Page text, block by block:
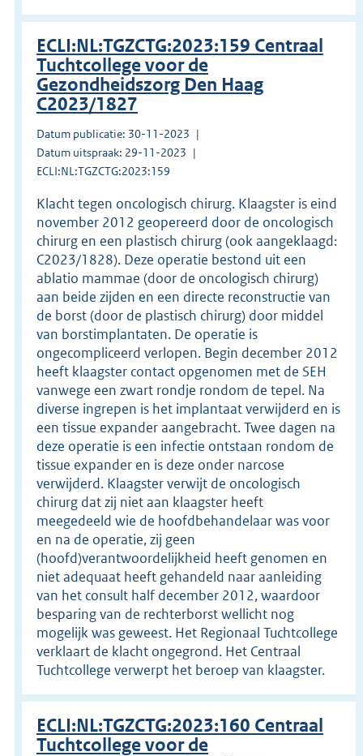
ECLI:NL:TGZCTG:2023:159 Centraal
Tuchtcollege voor de
Gezondheidszorg Den Haag
C2023/1827
Datum publicatie: 30-11-2023
Datum uitspraak: 29-11-2023
ECLI:NL:TGZCTG:2023:159
Klacht tegen oncologisch chirurg. Klaagster is eind
november 2012 geopereerd door de oncologisch
chirurg en een plastisch chirurg (ook aangeklaagd:
C2023/1828). Deze operatie bestond uit een
ablatio mammae (door de oncologisch chirurg)
aan beide zijden en een directe reconstructie van
de borst (door de plastisch chirurg) door middel
van borstimplantaten. De operatie is
ongecompliceerd verlopen. Begin december 2012
heeft klaagster contact opgenomen met de SEH
vanwege een zwart rondje rondom de tepel. Na
diverse ingrepen is het implantaat verwijderd en is
een tissue expander aangebracht. Twee dagen na
deze operatie is een infectie ontstaan rondom de
tissue expander en is deze onder narcose
verwijderd. Klaagster verwijt de oncologisch
chirurg dat zij niet aan klaagster heeft
meegedeeld wie de hoofdbehandelaar was voor
en na de operatie, zij geen
(hoofd)verantwoordelijkheid heeft genomen en
niet adequaat heeft gehandeld naar aanleiding
van het consult half december 2012, waardoor
besparing van de rechterborst wellicht nog
mogelijk was geweest. Het Regionaal Tuchtcollege
verklaart de klacht ongegrond. Het Centraal
Tuchtcollege verwerpt het beroep van klaagster.
ECLI:NL:TGZCTG:2023:160 Centraal
Tuchtcollege voor de